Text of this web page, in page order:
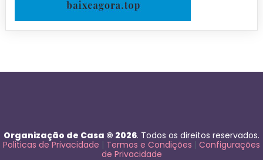
Organização de Casa © 2026. Todos os direitos reservados.
Politicas de Privacidade | Termos e Condições | Configurações
de Privacidade